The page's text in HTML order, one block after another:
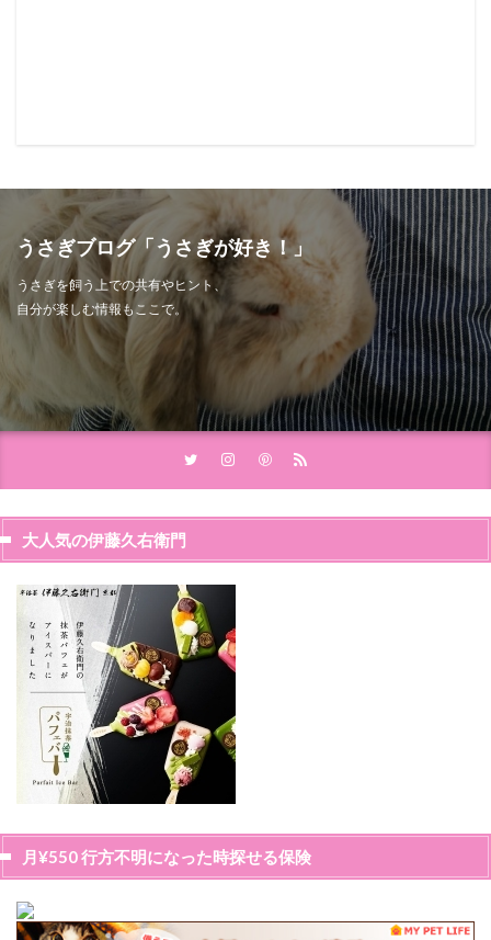
うさぎブログ「うさぎが好き！」
うさぎを飼う上での共有やヒント、
自分が楽しむ情報もここで。
大人気の伊藤久右衛門
月¥550 行方不明になった時探せる保険